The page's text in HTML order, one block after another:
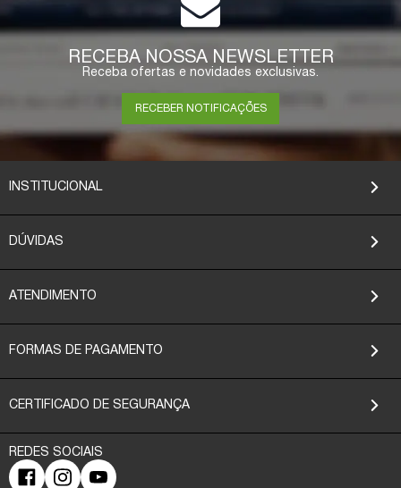
COMPRAR
RECEBA NOSSA NEWSLETTER
Receba ofertas e novidades exclusivas.
RECEBER NOTIFICAÇÕES
INSTITUCIONAL
DÚVIDAS
ATENDIMENTO
FORMAS DE PAGAMENTO
CERTIFICADO DE SEGURANÇA